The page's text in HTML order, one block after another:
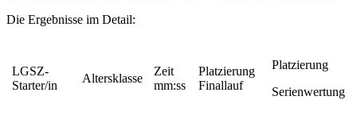
Die Ergebnisse im Detail:
LGSZ-
Starter/in
Altersklasse
Zeit
mm:ss
Platzierung
Finallauf
Platzierung
Serienwertung